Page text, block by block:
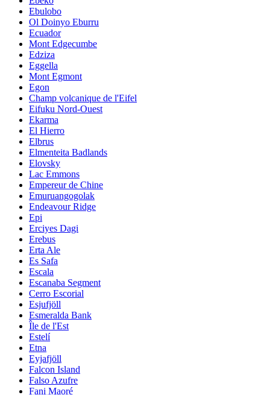
Ebulobo
Ol Doinyo Eburru
Ecuador
Mont Edgecumbe
Edziza
Eggella
Mont Egmont
Egon
Champ volcanique de l'Eifel
Eifuku Nord-Ouest
Ekarma
El Hierro
Elbrus
Elmenteita Badlands
Elovsky
Lac Emmons
Empereur de Chine
Emuruangogolak
Endeavour Ridge
Epi
Erciyes Dagi
Erebus
Erta Ale
Es Safa
Escala
Escanaba Segment
Cerro Escorial
Esjufjöll
Esmeralda Bank
Île de l'Est
Estelí
Etna
Eyjafjöll
Falcon Island
Falso Azufre
Fani Maoré